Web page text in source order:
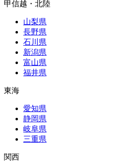
甲信越・北陸
山梨県
長野県
石川県
新潟県
富山県
福井県
東海
愛知県
静岡県
岐阜県
三重県
関西